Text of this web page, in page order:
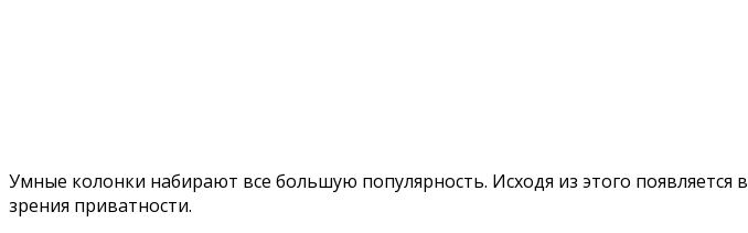
Умные колонки набирают все большую популярность. Исходя из этого появляется
зрения приватности.